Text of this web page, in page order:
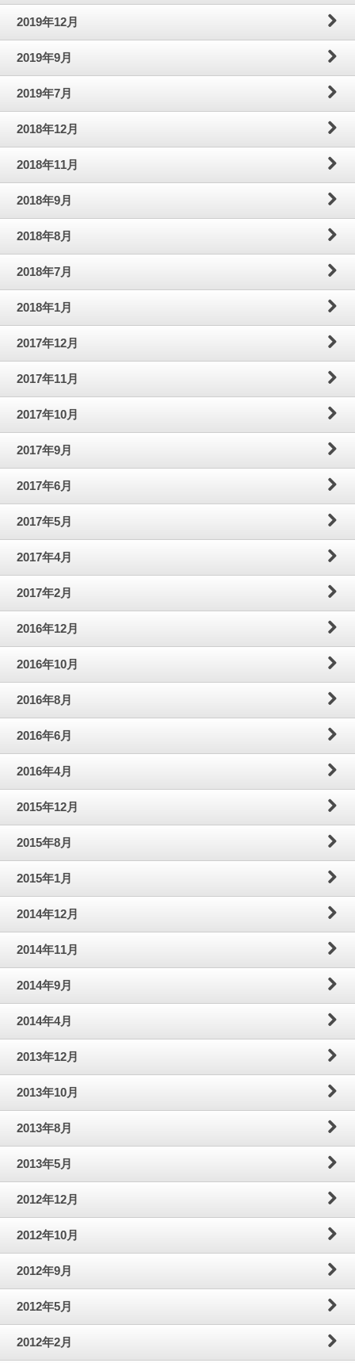
2019年12月
2019年9月
2019年7月
2018年12月
2018年11月
2018年9月
2018年8月
2018年7月
2018年1月
2017年12月
2017年11月
2017年10月
2017年9月
2017年6月
2017年5月
2017年4月
2017年2月
2016年12月
2016年10月
2016年8月
2016年6月
2016年4月
2015年12月
2015年8月
2015年1月
2014年12月
2014年11月
2014年9月
2014年4月
2013年12月
2013年10月
2013年8月
2013年5月
2012年12月
2012年10月
2012年9月
2012年5月
2012年2月